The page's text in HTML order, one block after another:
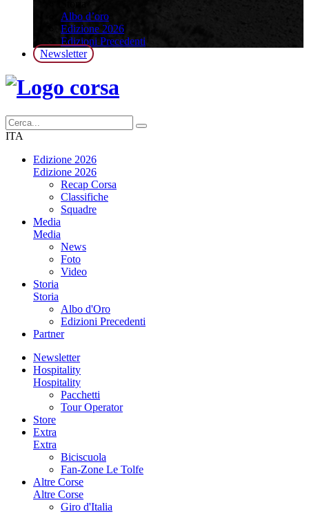
Albo d’oro
Edizione 2026
Edizioni Precedenti
Newsletter
ITA
Edizione 2026
Edizione 2026
Recap Corsa
Classifiche
Squadre
Media
Media
News
Foto
Video
Storia
Storia
Albo d'Oro
Edizioni Precedenti
Partner
Newsletter
Hospitality
Hospitality
Pacchetti
Tour Operator
Store
Extra
Extra
Biciscuola
Fan-Zone Le Tolfe
Altre Corse
Altre Corse
Giro d'Italia